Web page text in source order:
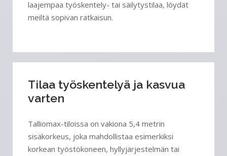
laajempaa työskentely- tai säilytystilaa, löydät
meiltä sopivan ratkaisun.
Tilaa työskentelyä ja kasvua
varten
Talliomax-tiloissa on vakiona 5,4 metrin
sisäkorkeus, joka mahdollistaa esimerkiksi
korkean työstökoneen, hyllyjärjestelmän tai